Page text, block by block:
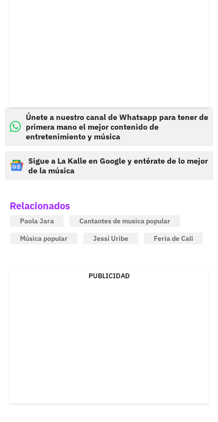
Únete a nuestro canal de Whatsapp para tener de
primera mano el mejor contenido de
entretenimiento y música
Sigue a La Kalle en Google y entérate de lo mejor
de la música
Relacionados
Paola Jara
Cantantes de musica popular
Música popular
Jessi Uribe Feria de Cali
PUBLICIDAD